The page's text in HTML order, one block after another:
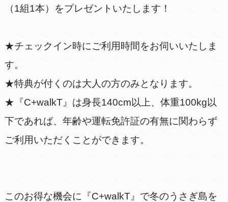
（1組1本）をプレゼントいたします！
★チェックイン時にご利用時間をお伺いいたしま
す。
★特典が付くのは大人の方のみとなります。
★『C+walkT』は身長140cm以上、体重100kg以
下であれば、年齢や運転免許証の有無に関わらず
ご利用いただくことができます。
このお得な機会に『C+walkT』で冬のうさぎ島を